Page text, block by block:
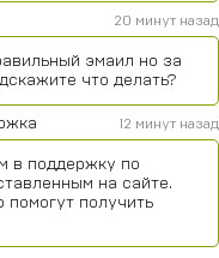
20 минут назад
эмаил но за
что делать?
12 минут назад
в поддержку по
на сайте.
помогут получить